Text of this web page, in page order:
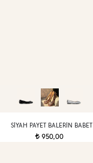
SIYAH PAYET BALERIN BABET
t950,00